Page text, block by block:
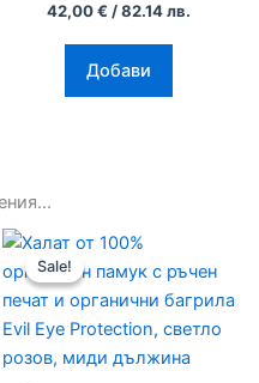
42,00€ / 82.14 лв.
Добави
Sale!
Sale!
was:
79,00 €
/
154.51
е:
72,00 €
/
140.82